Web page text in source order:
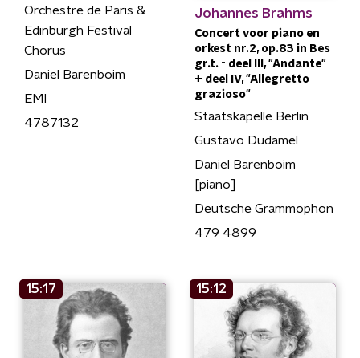
Orchestre de Paris &
Edinburgh Festival
Chorus
Daniel Barenboim
EMI
4787132
Johannes Brahms
Concert voor piano en
orkest nr.2, op.83 in Bes
gr.t. - deel III, "Andante"
+ deel IV, "Allegretto
grazioso"
Staatskapelle Berlin
Gustavo Dudamel
Daniel Barenboim
[piano]
Deutsche Grammophon
479 4899
15:17 15:12